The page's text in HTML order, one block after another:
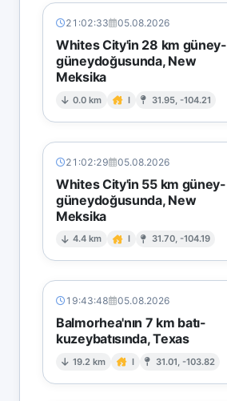
21:02:33 05.08.2026
Whites City'in 28 km güney-
güneydoğusunda, New
Meksika
0.0 km I 31.95, -104.21
21:02:29 05.08.2026
Whites City'in 55 km güney-
güneydoğusunda, New
Meksika
4.4 km I 31.70, -104.19
19:43:48 05.08.2026
Balmorhea'nın 7 km batı-
kuzeybatısında, Texas
19.2 km I 31.01, -103.82